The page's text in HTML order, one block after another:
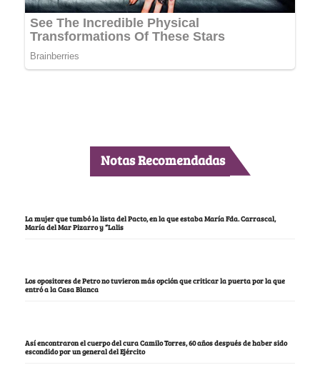
Notas Recomendadas
La mujer que tumbó la lista del Pacto, en la que estaba María Fda. Carrascal,
María del Mar Pizarro y “Lalis
Los opositores de Petro no tuvieron más opción que criticar la puerta por la que
entró a la Casa Blanca
Así encontraron el cuerpo del cura Camilo Torres, 60 años después de haber sido
escondido por un general del Ejército